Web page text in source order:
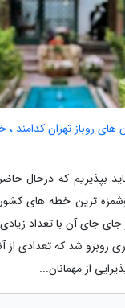
های روباز تهران کدامند
بپذیریم که درحال
ترین خطه های
جای آن با تعداد
روبرو شد که تعدادی از
از مهمانان...